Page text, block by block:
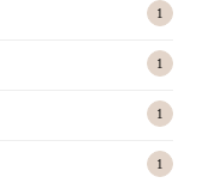
1
1
1
1